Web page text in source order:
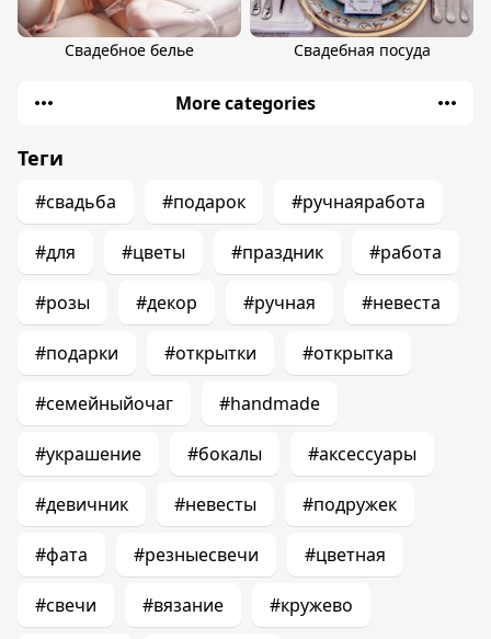
Свадебное белье Свадебная посуда
More categories
Теги
#свадьба #подарок #ручнаяработа
#для #цветы #праздник #работа
#розы #декор #ручная #невеста
#подарки #открытки #открытка
#семейныйочаг #handmade
#украшение #бокалы #аксессуары
#девичник #невесты #подружек
#фата #резныесвечи #цветная
#свечи #вязание #кружево